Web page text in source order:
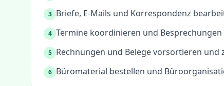
3 Briefe, E-Mails und Korrespondenz
4 Termine koordinieren und
5 Rechnungen und Belege vorsortieren und
6 Büromaterial bestellen und